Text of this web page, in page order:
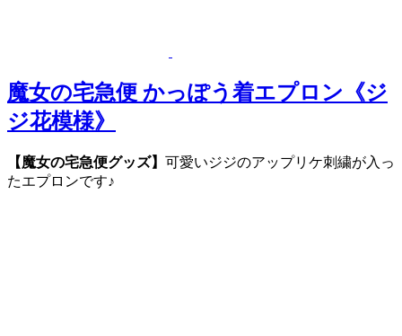
魔女の宅急便 かっぽう着エプロン《ジ
ジ花模様》
【魔女の宅急便グッズ】 可愛いジジのアップリケ刺繍が入っ
たエプロンです♪